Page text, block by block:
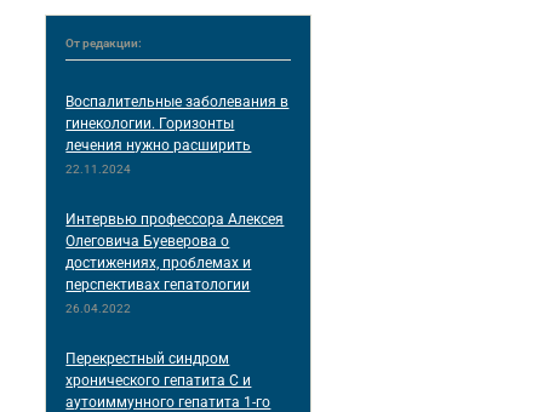
От редакции:
Воспалительные заболевания в
гинекологии. Горизонты
лечения нужно расширить
22.11.2024
Интервью профессора Алексея
Олеговича Буеверова о
достижениях, проблемах и
перспективах гепатологии
26.04.2022
Перекрестный синдром
хронического гепатита С и
аутоиммунного гепатита 1-го